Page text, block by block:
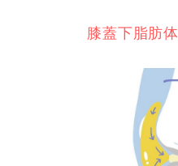
膝蓋下脂肪体